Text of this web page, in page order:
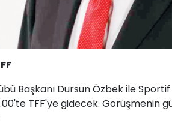
Başkanı Dursun Özbek ile
TFF'ye gidecek. Görüşmenin